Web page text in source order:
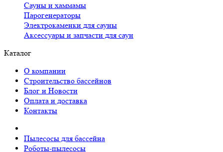
Сауны и хаммамы
Парогенераторы
Электрокаменки для сауны
Аксессуары и запчасти для саун
Каталог
О компании
Строительство бассейнов
Блог и Новости
Оплата и доставка
Контакты
Пылесосы для бассейна
Роботы-пылесосы